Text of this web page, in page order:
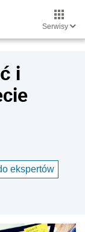
Serwisy
i
ekspertów